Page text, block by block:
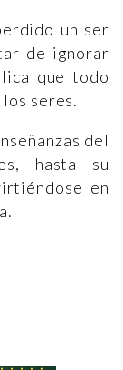
un ser
de ignorar
que todo
seres.
del
hasta su
en